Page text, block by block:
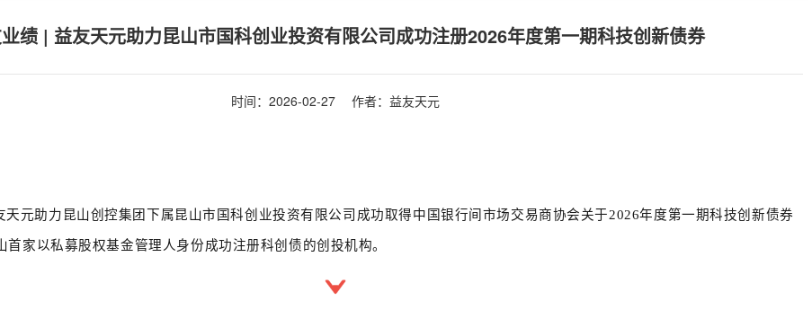
绩 | 益友天元助力昆山市国科创业投资有限公司成功注册2026年度第一期科技创新债券
时间：2026-02-27 作者：益友天元
天元助力 昆山创控集团下属昆山市国科创业投资有限公司成功取得中国银行间市场交易商协会关于2026年度第一期科技创新债券
首家以私募股权基金管理人身份成功注册科创债的创投机构。